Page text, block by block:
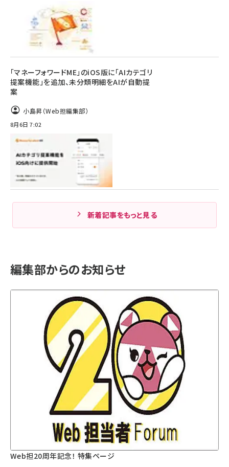
「マネーフォワードME」のiOS版に「AIカテゴリ
提案機能」を追加、未分類明細をAIが自動提
案
小島昇（Web担編集部）
8月6日 7:02
新着記事をもっと見る
編集部からのお知らせ
Web担20周年記念！ 特集ページ